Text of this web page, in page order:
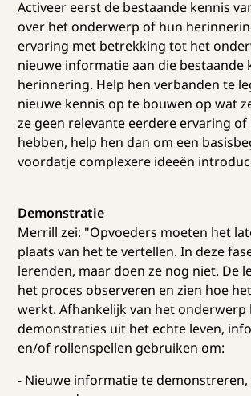
Activeer eerst de bestaande kennis
over het onderwerp of hun
ervaring met betrekking tot het
nieuwe informatie aan die bestaande
herinnering. Help hen verbanden te
nieuwe kennis op te bouwen op wat
ze geen relevante eerdere ervaring of
hebben, help hen dan om een
voordatje complexere ideeën
Demonstratie
Merrill zei: "Opvoeders moeten het
plaats van het te vertellen. In deze
lerenden, maar doen ze nog niet. De
het proces observeren en zien hoe
werkt. Afhankelijk van het onderwerp
demonstraties uit het echte leven,
en/of rollenspellen gebruiken om:
- Nieuwe informatie te demonstreren,